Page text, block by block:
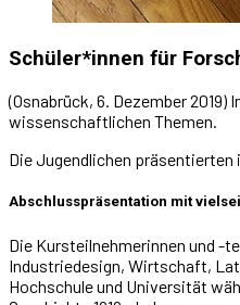
Schüler*innen für
(Osnabrück, 6. Dezember
wissenschaftlichen Themen.
Die Jugendlichen präsentierten
Abschlusspräsentation mit
Die Kursteilnehmerinnen und -
Industriedesign, Wirtschaft,
Hochschule und Universität